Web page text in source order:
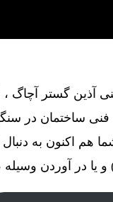
ساختمان در
هم اکنون به
یا در آوردن وسیله